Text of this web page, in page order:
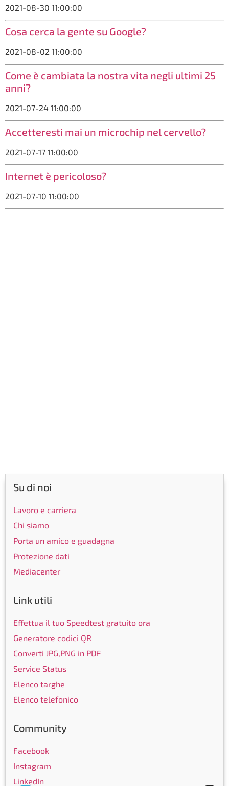
2021-08-30 11:00:00
Cosa cerca la gente su Google?
2021-08-02 11:00:00
Come è cambiata la nostra vita negli ultimi 25
anni?
2021-07-24 11:00:00
Accetteresti mai un microchip nel cervello?
2021-07-17 11:00:00
Internet è pericoloso?
2021-07-10 11:00:00
Su di noi
Lavoro e carriera
Chi siamo
Porta un amico e guadagna
Protezione dati
Mediacenter
Link utili
Effettua il tuo Speedtest gratuito ora
Generatore codici QR
Converti JPG,PNG in PDF
Service Status
Elenco targhe
Elenco telefonico
Community
Facebook
Instagram
LinkedIn
Assistenza